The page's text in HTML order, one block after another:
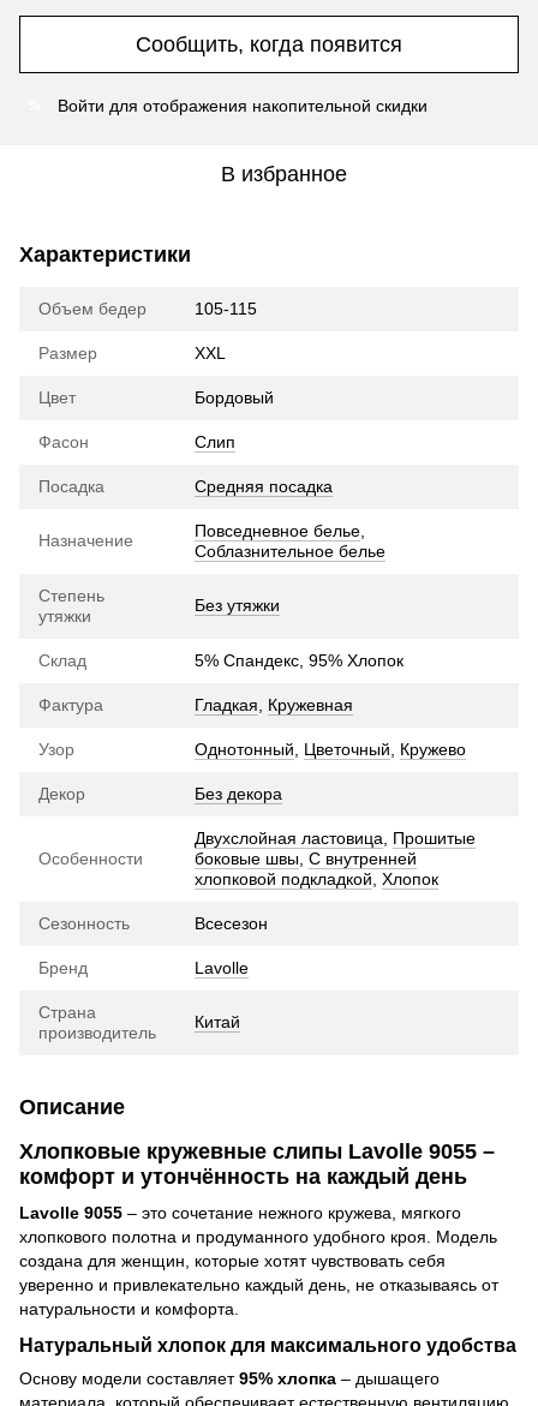
Сообщить, когда появится
Войти для отображения накопительной скидки
В избранное
Характеристики
Объем бедер 105-115
Размер XXL
Цвет Бордовый
Фасон Слип
Посадка Средняя посадка
Назначение Повседневное белье
Соблазнительное белье
Степень
утяжки
Без утяжки
Склад 5% Спандекс, 95% Хлопок
Фактура Гладкая Кружевная
Узор Однотонный Цветочный Кружево
Декор Без декора
Особенности
Двухслойная ластовица
Прошитые
боковые швы С внутренней
хлопковой подкладкой Хлопок
Сезонность Всесезон
Бренд Lavolle
Страна
производитель
Китай
Описание
Хлопковые кружевные слипы Lavolle 9055 –
комфорт и утончённость на каждый день
Lavolle 9055 – это сочетание нежного кружева, мягкого
хлопкового полотна и продуманного удобного кроя. Модель
создана для женщин, которые хотят чувствовать себя
уверенно и привлекательно каждый день, не отказываясь от
натуральности и комфорта.
Натуральный хлопок для максимального удобства
Основу модели составляет95% хлопка – дышащего